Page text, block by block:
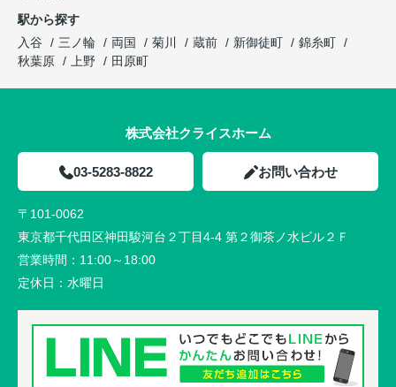
駅から探す
入谷
三ノ輪 両国 菊川 蔵前 新御徒町
錦糸町
秋葉原
上野 田原町
株式会社クライスホーム
03-5283-8822 お問い合わせ
〒101-0062
東京都千代田区神田駿河台２丁目4-4 第２御茶ノ水ビル２Ｆ
営業時間： 11:00～18:00
定休日： 水曜日